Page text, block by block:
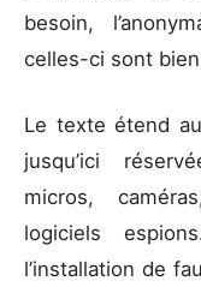
besoin,
celles-ci sont
Le texte étend
jusqu’ici
micros,
logiciels
l’installation de